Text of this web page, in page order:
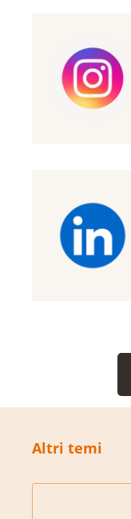
Altri temi